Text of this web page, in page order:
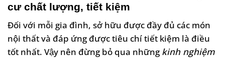
cư chất lượng, tiết kiệm
Đối với mỗi gia đình, sở hữu được đầy đủ các món
nội thất và đáp ứng được tiêu chí tiết kiệm là điều
tốt nhất. Vậy nên đừng bỏ qua những kinh nghiệm